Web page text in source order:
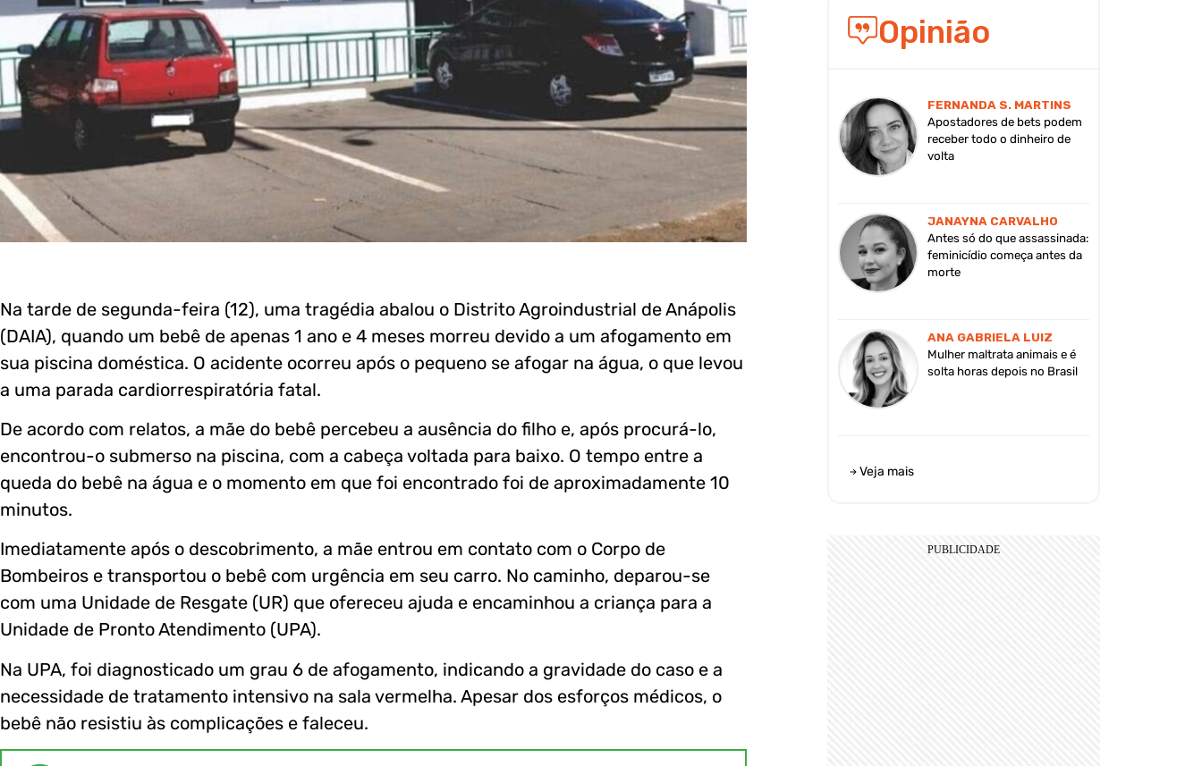
Na tarde de segunda-feira (12), uma tragédia abalou o Distrito Agroindustrial de Anápolis
(DAIA), quando um bebê de apenas 1 ano e 4 meses morreu devido a um afogamento em
sua piscina doméstica. O acidente ocorreu após o pequeno se afogar na água, o que levou
a uma parada cardiorrespiratória fatal.
De acordo com relatos, a mãe do bebê percebeu a ausência do filho e, após procurá-lo,
encontrou-o submerso na piscina, com a cabeça voltada para baixo. O tempo entre a
queda do bebê na água e o momento em que foi encontrado foi de aproximadamente 10
minutos.
Imediatamente após o descobrimento, a mãe entrou em contato com o Corpo de
Bombeiros e transportou o bebê com urgência em seu carro. No caminho, deparou-se
com uma Unidade de Resgate (UR) que ofereceu ajuda e encaminhou a criança para a
Unidade de Pronto Atendimento (UPA).
Na UPA, foi diagnosticado um grau 6 de afogamento, indicando a gravidade do caso e a
necessidade de tratamento intensivo na sala vermelha. Apesar dos esforços médicos, o
bebê não resistiu às complicações e faleceu.
Opinião
FERNANDA S. MARTINS
Apostadores de bets podem
receber todo o dinheiro de
volta
JANAYNA CARVALHO
Antes só do que assassinada:
feminicídio começa antes da
morte
ANA GABRIELA LUIZ
Mulher maltrata animais e é
solta horas depois no Brasil
Veja mais